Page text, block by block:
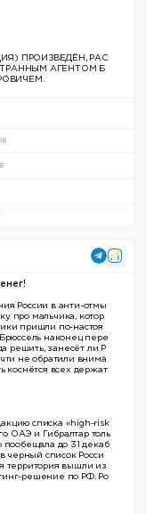
ПРОИЗВЕДЁН, РАС
АГЕНТОМ Б
России в анти-отмы
про мальчика, котор
пришли по-настоя
наконец пере
решить, занесёт ли Р
не обратили внима
коснётся всех держат
списка «high-risk
ОАЭ и Гибралтар толь
пообещала до 31 декаб
черный список Росси
территория вышли из
решение по РФ. Ро